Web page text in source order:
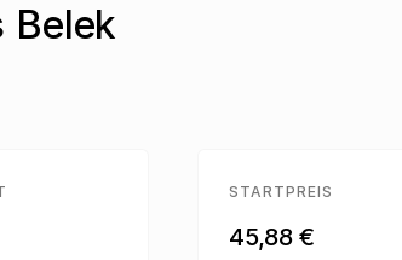
Belek
STARTPREIS
45,88 €